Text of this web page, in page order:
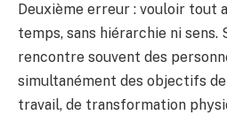
Deuxième erreur : vouloir tout
temps, sans hiérarchie ni sens.
rencontre souvent des
simultanément des objectifs
travail, de transformation